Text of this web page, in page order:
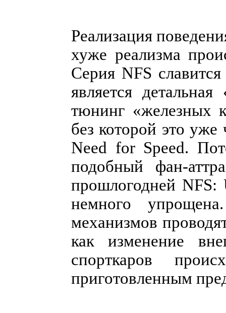
Реализация
хуже реализма
Серия NFS
является
тюнинг «железных
без которой это уже
Need for Speed.
подобный фан-
прошлогодней NFS:
немного
механизмов
как изменение
спорткаров
приготовленным